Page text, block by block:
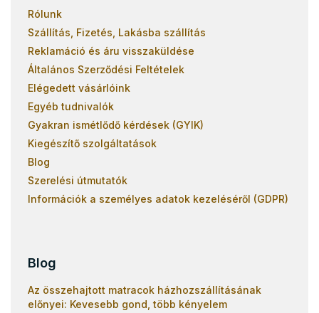
Rólunk
Szállítás, Fizetés, Lakásba szállítás
Reklamáció és áru visszaküldése
Általános Szerződési Feltételek
Elégedett vásárlóink
Egyéb tudnivalók
Gyakran ismétlődő kérdések (GYIK)
Kiegészítő szolgáltatások
Blog
Szerelési útmutatók
Információk a személyes adatok kezeléséről (GDPR)
Blog
Az összehajtott matracok házhozszállításának
előnyei: Kevesebb gond, több kényelem